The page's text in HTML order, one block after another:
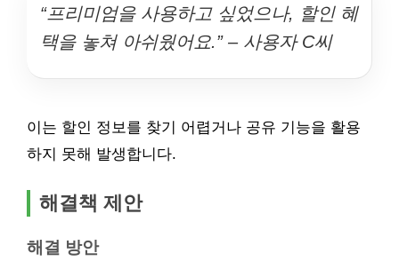
“프리미엄을 사용하고 싶었으나, 할인 혜
택을 놓쳐 아쉬웠어요.” – 사용자 C씨
이는 할인 정보를 찾기 어렵거나 공유 기능을 활용
하지 못해 발생합니다.
해결책 제안
해결 방안